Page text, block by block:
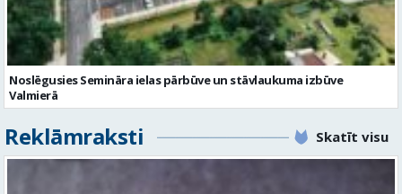
Reklāmraksti Skatīt visu